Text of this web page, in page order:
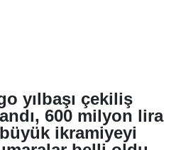
yılbaşı çekiliş
600 milyon lira
ikramiyeyi